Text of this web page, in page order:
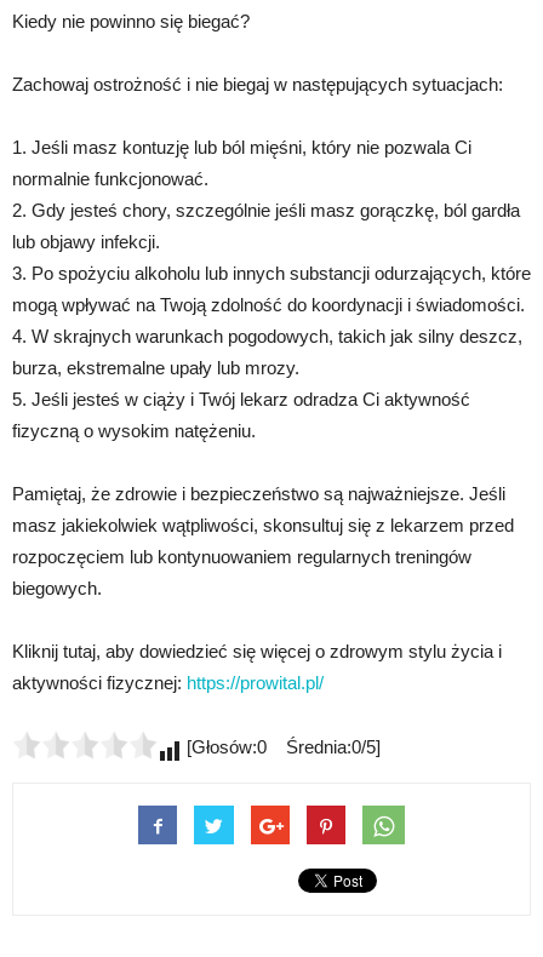
Kiedy nie powinno się biegać?
Zachowaj ostrożność i nie biegaj w następujących sytuacjach:
1. Jeśli masz kontuzję lub ból mięśni, który nie pozwala Ci
normalnie funkcjonować.
2. Gdy jesteś chory, szczególnie jeśli masz gorączkę, ból gardła
lub objawy infekcji.
3. Po spożyciu alkoholu lub innych substancji odurzających, które
mogą wpływać na Twoją zdolność do koordynacji i świadomości.
4. W skrajnych warunkach pogodowych, takich jak silny deszcz,
burza, ekstremalne upały lub mrozy.
5. Jeśli jesteś w ciąży i Twój lekarz odradza Ci aktywność
fizyczną o wysokim natężeniu.
Pamiętaj, że zdrowie i bezpieczeństwo są najważniejsze. Jeśli
masz jakiekolwiek wątpliwości, skonsultuj się z lekarzem przed
rozpoczęciem lub kontynuowaniem regularnych treningów
biegowych.
Kliknij tutaj, aby dowiedzieć się więcej o zdrowym stylu życia i
aktywności fizycznej: https://prowital.pl/
[Głosów:0 Średnia:0/5]